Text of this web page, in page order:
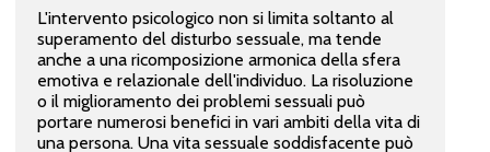
L'intervento psicologico non si limita soltanto al
superamento del disturbo sessuale, ma tende
anche a una ricomposizione armonica della sfera
emotiva e relazionale dell'individuo. La risoluzione
o il miglioramento dei problemi sessuali può
portare numerosi benefici in vari ambiti della vita di
una persona. Una vita sessuale soddisfacente può